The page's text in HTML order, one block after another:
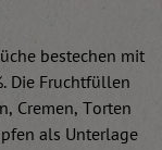
bestechen mit
Die Fruchtfüllen
Cremen, Torten
als Unterlage